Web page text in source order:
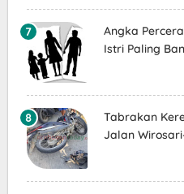
Angka
Istri Paling
Tabrakan
Jalan